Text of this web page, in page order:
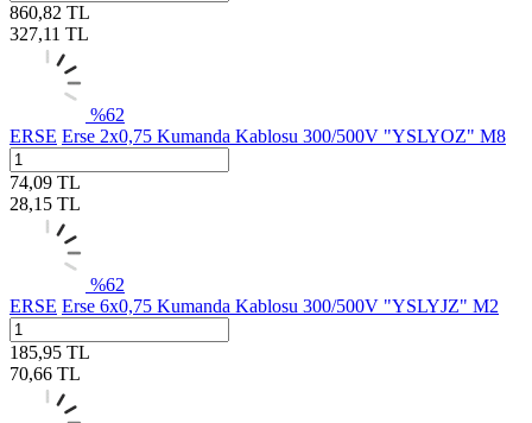
860,82 TL
327,11 TL
%62
ERSE Erse 2x0,75 Kumanda Kablosu 300/500V "YSLYOZ" M8
74,09 TL
28,15 TL
%62
ERSE Erse 6x0,75 Kumanda Kablosu 300/500V "YSLYJZ" M2
185,95 TL
70,66 TL